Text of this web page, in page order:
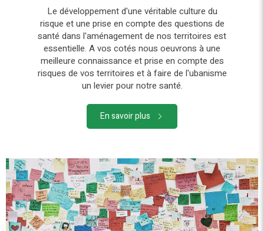
Le développement d'une véritable culture du
risque et une prise en compte des questions de
santé dans l'aménagement de nos territoires est
essentielle. A vos cotés nous oeuvrons à une
meilleure connaissance et prise en compte des
risques de vos territoires et à faire de l'ubanisme
un levier pour notre santé.
En savoir plus